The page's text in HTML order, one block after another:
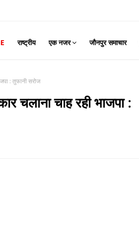
राष्ट्रीय एक नजर जौनपुर समाचार
: तुफानी सरोज
चलाना चाह रही भाजपा :